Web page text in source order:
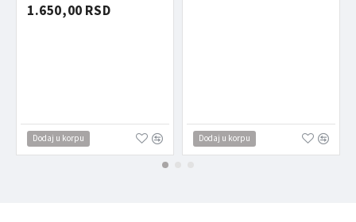
1.650,00 RSD
Dodaj u korpu Dodaj u korpu